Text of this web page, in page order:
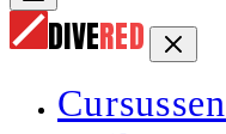
DIVERED
Cursussen